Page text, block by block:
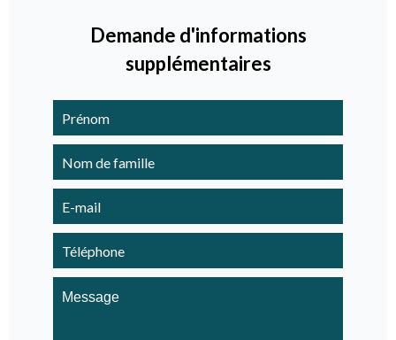
Demande d'informations
supplémentaires